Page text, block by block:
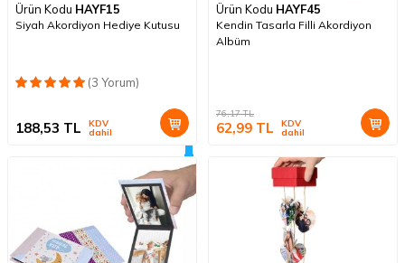
Ürün Kodu HAYF15
Siyah Akordiyon Hediye Kutusu
(3 Yorum)
188,53 TL KDV
dahil
Ürün Kodu HAYF45
Kendin Tasarla Filli Akordiyon
Albüm
76,17TL
62,99 TL KDV
dahil